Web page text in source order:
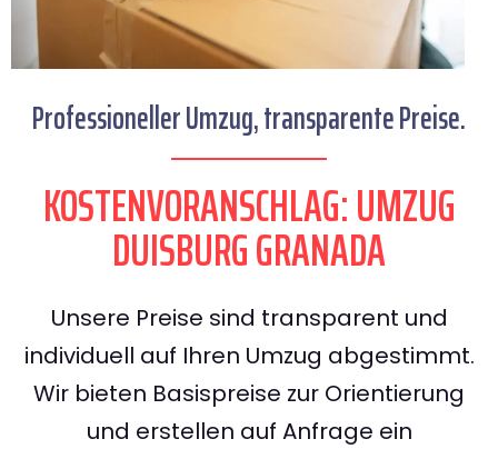
Professioneller Umzug, transparente Preise.
KOSTENVORANSCHLAG: UMZUG
DUISBURG GRANADA
Unsere Preise sind transparent und
individuell auf Ihren Umzug abgestimmt.
Wir bieten Basispreise zur Orientierung
und erstellen auf Anfrage ein